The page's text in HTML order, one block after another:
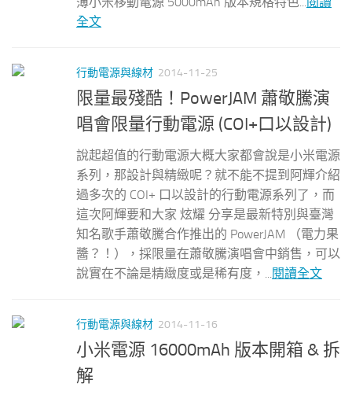
全文
行動電源與線材 2014-11-25
限量最殘酷！PowerJAM 蕭敬騰演
唱會限量行動電源 (COI+口以設計)
說起超值的行動電源大概大家都會說是小米電源
系列，那設計與精緻呢？就不能不提到阿輝介紹
過多次的 COI+ 口以設計的行動電源系列了，而
這次阿輝要和大家 炫耀 分享是最新特別與臺灣
知名歌手蕭敬騰合作推出的 PowerJAM （電力果
醬？！），採限量在蕭敬騰演唱會中銷售，可以
說實在不論是精緻度或是稀有度，...
閱讀全文
行動電源與線材 2014-11-16
小米電源 16000mAh 版本開箱 & 拆
解